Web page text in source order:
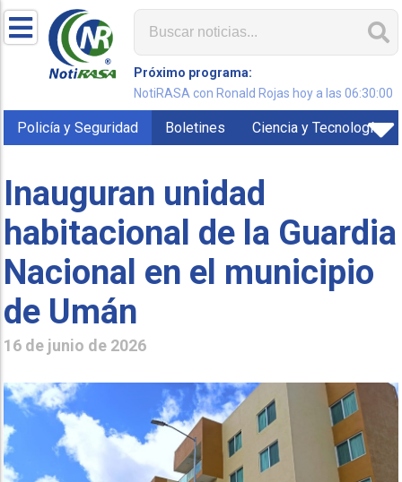
Próximo programa:
NotiRASA con Ronald Rojas hoy a las 06:30:00
Policía y Seguridad Boletines Ciencia y Tecnología
Inauguran unidad
habitacional de la Guardia
Nacional en el municipio
de Umán
16 de junio de 2026